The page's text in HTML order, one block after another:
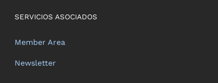
SERVICIOS ASOCIADOS
Member Area
Newsletter